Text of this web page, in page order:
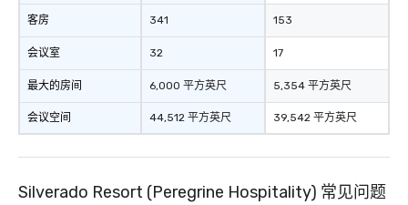
客房
会议室
最大的房间
会议空间
341
32
6,000 平方英尺
44,512 平方英尺
153
17
5,354 平方英尺
39,542 平方英尺
Silverado Resort (Peregrine Hospitality) 常见问题